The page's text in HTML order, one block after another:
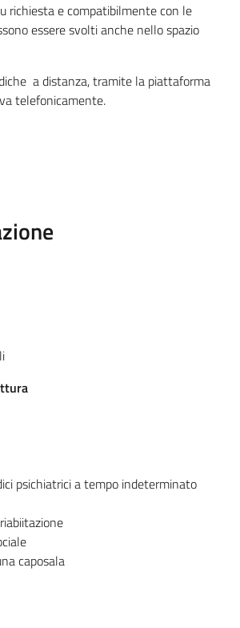
richiesta e compatibilmente con le
essere svolti anche nello spazio
a distanza, tramite la piattaforma
telefonicamente.
psichiatrici a tempo indeterminato
caposala